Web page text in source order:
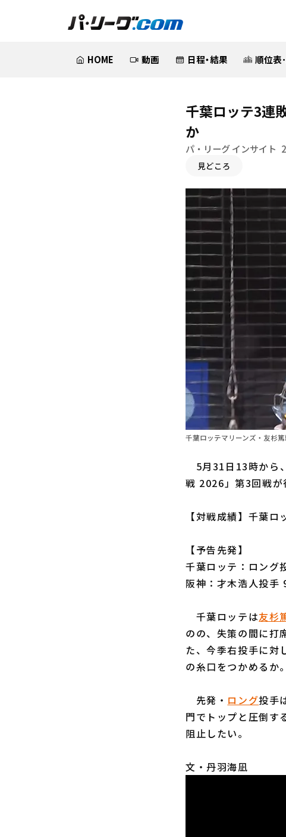
HOME 動画 日程・結果 順位表
千葉ロッテ3連
か
パ・リーグ インサイト
見どころ
千葉ロッテマリーンズ・友杉
5月31日13時から
戦 2026」第3回戦が
【対戦成績】千葉
【予告先発】
千葉ロッテ：ロング
阪神：才木浩人投手
千葉ロッテは友杉
のの、失策の間に打
た、今季右投手に対
の糸口をつかめるか。
先発・ ロング投手
門でトップと圧倒す
阻止したい。
文・丹羽海凪